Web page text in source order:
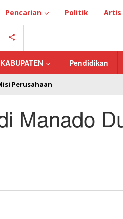
Pencarian Politik Artis
KABUPATEN Pendidikan
Perusahaan
Manado